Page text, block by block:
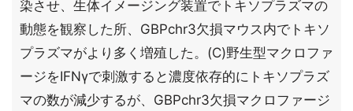
染させ、生体イメージング装置でトキソプラズマの
動態を観察した所、GBPchr3欠損マウス内でトキソ
プラズマがより多く増殖した。(C)野生型マクロファ
ージをIFNγで刺激すると濃度依存的にトキソプラズ
マの数が減少するが、GBPchr3欠損マクロファージ